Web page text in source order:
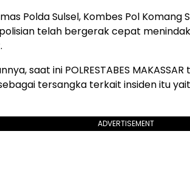
Polda Sulsel, Kombes Pol
telah bergerak cepat
saat ini POLRESTABES
tersangka terkait insiden itu
ADVERTISEMENT